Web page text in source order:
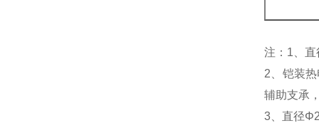
注：1、
2、铠装
辅助支承
3、直径